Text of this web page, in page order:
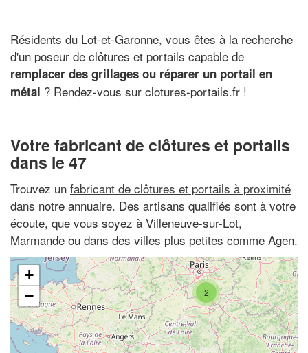
Résidents du Lot-et-Garonne, vous êtes à la recherche
d'un poseur de clôtures et portails capable de
remplacer des grillages ou réparer un portail en
métal ? Rendez-vous sur clotures-portails.fr !
Votre fabricant de clôtures et portails
dans le 47
Trouvez un fabricant de clôtures et portails à proximité
dans notre annuaire. Des artisans qualifiés sont à votre
écoute, que vous soyez à Villeneuve-sur-Lot,
Marmande ou dans des villes plus petites comme Agen.
2
+
−